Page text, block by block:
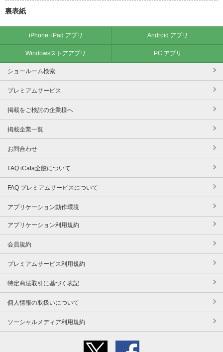
裏表紙
iPhone･iPad アプリ Android アプリ
Windowsストアアプリ PC アプリ
ショールーム検索
プレミアムサービス
掲載をご検討の企業様へ
掲載企業一覧
お問合わせ
FAQ iCata全般について
FAQ プレミアムサービスについて
アプリケーション動作環境
アプリケーション利用規約
会員規約
プレミアムサービス利用規約
特定商法取引に基づく表記
個人情報の取扱いについて
ソーシャルメディア利用規約